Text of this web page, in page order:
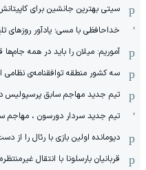
سیتی بهترین جانشین برای
خداحافظی با مسی؛ یادآور روزهای
آموریم: میلان را باید در همه جام‌ها
سه کشور منطقه توافقنامه‌ی نظامی
تیم جدید مهاجم سابق پرسپولیس
تیم جدید سردار دورسون ، مهاجم
دیومانده اولین بازی با رئال را از
قربانیان بارسلونا با انتقال